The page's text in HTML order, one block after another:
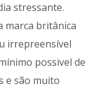
stressante.
marca britânica
irrepreensível
possivel de
e são muito